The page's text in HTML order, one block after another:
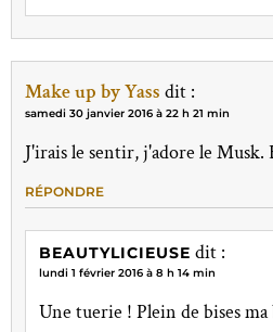
Make up by Yass dit :
samedi 30 janvier 2016 à 22 h 21 min
J'irais le sentir, j'adore le Musk.
RÉPONDRE
BEAUTYLICIEUSE dit :
lundi 1 février 2016 à 8 h 14 min
Une tuerie ! Plein de bises ma